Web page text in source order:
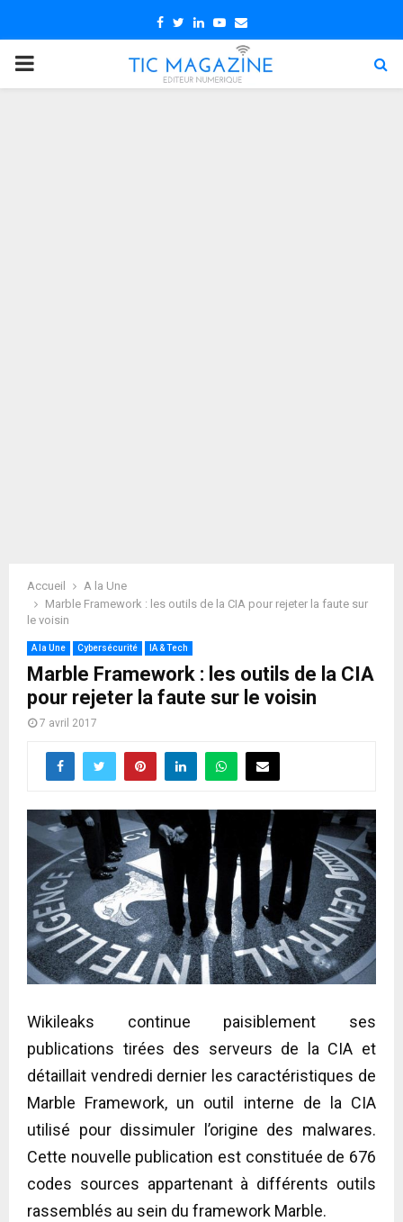
Facebook
TwitterLinkedin
Youtube
Email
PRIMARY
Accueil
A la Une
Marble Framework : les outils de la CIA pour rejeter la faute sur
le voisin
A la Une Cybersécurité IA & Tech
Marble Framework : les outils de la CIA
pour rejeter la faute sur le voisin
7 avril 2017
Wikileaks continue paisiblement ses
publications tirées des serveurs de la CIA et
détaillait vendredi dernier les caractéristiques de
Marble Framework, un outil interne de la CIA
utilisé pour dissimuler l’origine des malwares.
Cette nouvelle publication est constituée de 676
codes sources appartenant à différents outils
rassemblés au sein du framework Marble.